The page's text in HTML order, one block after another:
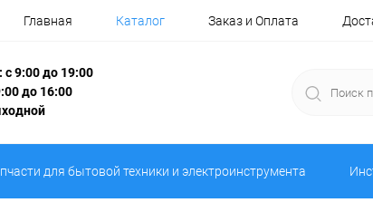
Главная Каталог Заказ и Оплата
с 9:00 до 19:00
до 16:00
для бытовой техники и электроинструмента